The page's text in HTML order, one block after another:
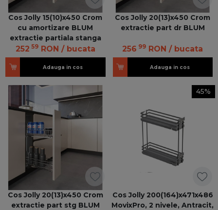
Cos Jolly 15(10)x450 Crom
cu amortizare BLUM
extractie partiala stanga
252 59 RON / bucata
Adauga in cos
Cos Jolly 20(13)x450 Crom
extractie part dr BLUM
256 99 RON / bucata
Adauga in cos
Cos Jolly 20(13)x450 Crom
extractie part stg BLUM
45%
Cos Jolly 200(164)x471x486
MovixPro, 2 nivele, Antracit,